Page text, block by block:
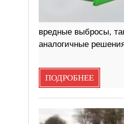
вредные выбросы,
аналогичные
ПОДРОБНЕЕ